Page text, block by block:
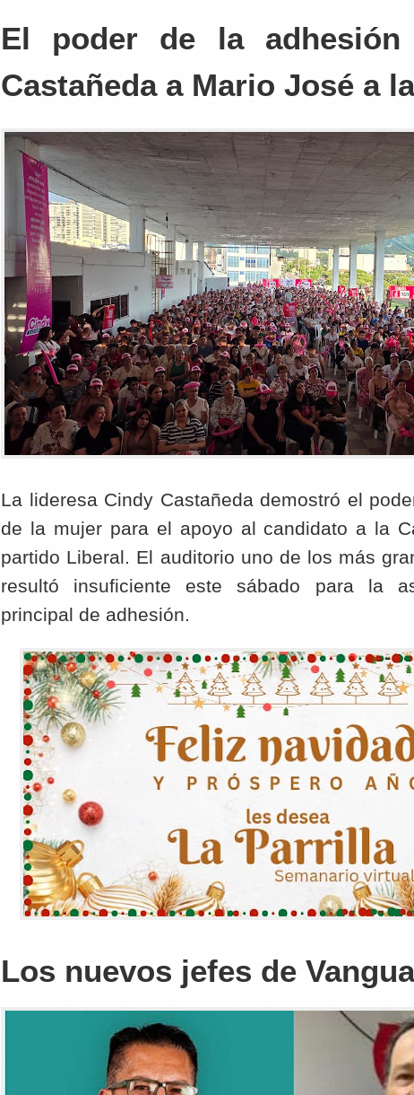
El poder de la
Castañeda a Mario José a
La lideresa Cindy Castañeda demostró el
de la mujer para el apoyo al candidato a la
partido Liberal. El auditorio uno de los más
resultó insuficiente este sábado para la
principal de adhesión.
Los nuevos jefes de